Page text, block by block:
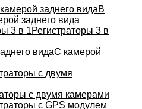
В
заднего вида
Регистраторы 3 в
С камерой
с двумя камерами